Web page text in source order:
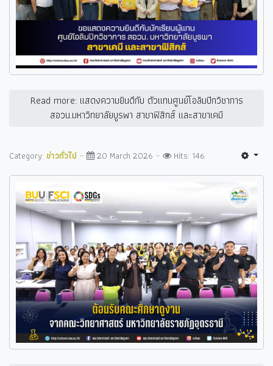
Read more: แสดงความยินดีกับ ตัวแทนศูนย์โอลิมปิกวิชาการ
สอวน.มหาวิทยาลัยบูรพา สาขาฟิสิกส์ และสาขาเคมี
Category: ข่าวทั่วไป 20 March 2026 Hits: 146